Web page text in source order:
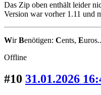
Das Zip oben enthält leider
Version war vorher 1.11 und
WirBenötigen: Cents, E
Offline
#10 31.01.2026